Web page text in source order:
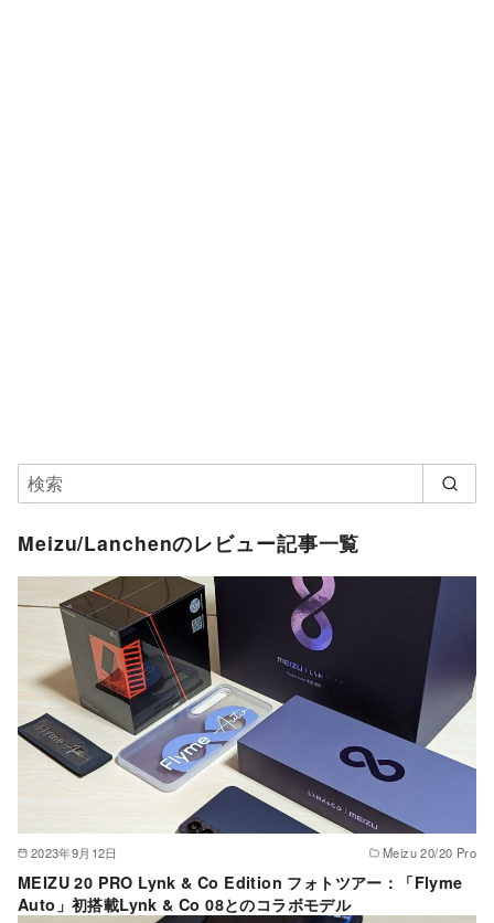
Meizu/Lanchenのレビュー記事一覧
2023年9月12日 Meizu 20/20 Pro
MEIZU 20 PRO Lynk & Co Edition フォトツアー：「Flyme
Auto」初搭載Lynk & Co 08とのコラボモデル